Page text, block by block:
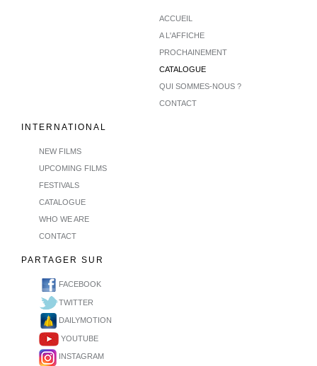
ACCUEIL
A L'AFFICHE
PROCHAINEMENT
CATALOGUE
QUI SOMMES-NOUS ?
CONTACT
INTERNATIONAL
NEW FILMS
UPCOMING FILMS
FESTIVALS
CATALOGUE
WHO WE ARE
CONTACT
PARTAGER SUR
FACEBOOK
TWITTER
DAILYMOTION
YOUTUBE
INSTAGRAM